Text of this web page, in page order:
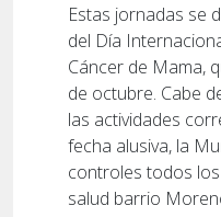
Estas jornadas se
del Día
Cáncer de Mama,
de octubre. Cabe
las actividades
fecha alusiva, la
controles todos
salud barrio